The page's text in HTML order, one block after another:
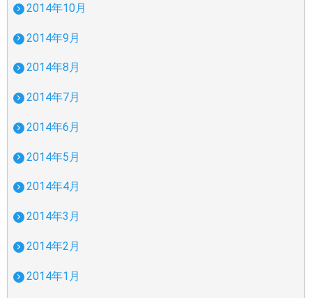
2014年10月
2014年9月
2014年8月
2014年7月
2014年6月
2014年5月
2014年4月
2014年3月
2014年2月
2014年1月